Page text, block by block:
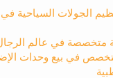
الجولات السياحية في
متخصصة في عالم
متخصص في بيع وحدات